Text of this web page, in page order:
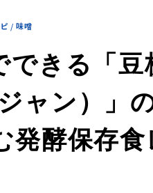
/ 味噌
できる「豆
ャン）」
発酵保存